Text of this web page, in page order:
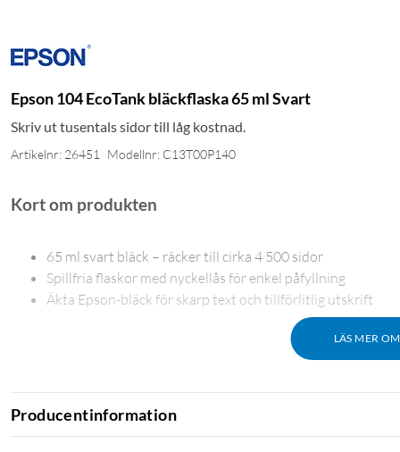
Epson 104 EcoTank bläckflaska 65 ml Svart
Skriv ut tusentals sidor till låg kostnad.
Artikelnr: 26451 Modellnr: C13T00P140
LÄS MER
Kort om produkten
65 ml svart bläck – räcker till cirka 4 500 sidor
Spillfria flaskor med nyckellås för enkel påfyllning
Äkta Epson-bläck för skarp text och tillförlitlig utskrift
Med Epsons 104-bläck kan du minska utskriftskostnaderna
Producentinformation